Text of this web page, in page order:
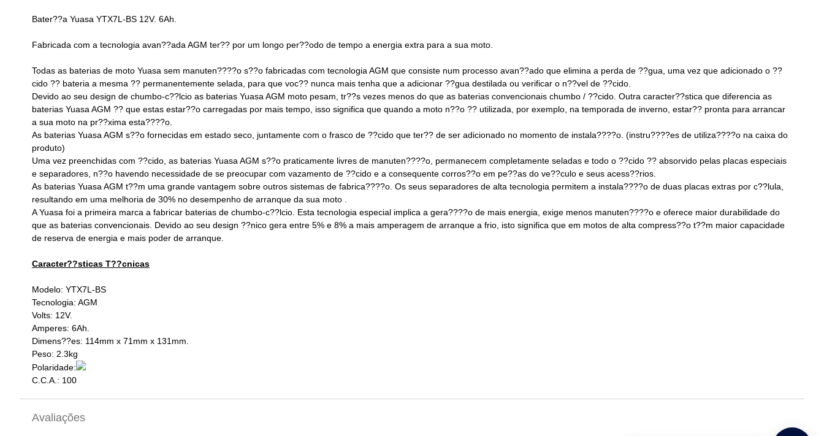
Bater??a Yuasa YTX7L-BS 12V. 6Ah.
Fabricada com a tecnologia avan??ada AGM ter?? por um longo per??odo de tempo a energia extra para a sua moto.
Todas as baterias de moto Yuasa sem manuten????o s??o fabricadas com tecnologia AGM que consiste num processo avan??ado que elimina a perda de ??gua, uma vez que adicionado o ??
cido ?? bateria a mesma ?? permanentemente selada, para que voc?? nunca mais tenha que a adicionar ??gua destilada ou verificar o n??vel de ??cido.
Devido ao seu design de chumbo-c??lcio as baterias Yuasa AGM moto pesam, tr??s vezes menos do que as baterias convencionais chumbo / ??cido. Outra caracter??stica que diferencia as
baterias Yuasa AGM ?? que estas estar??o carregadas por mais tempo, isso significa que quando a moto n??o ?? utilizada, por exemplo, na temporada de inverno, estar?? pronta para arrancar
a sua moto na pr??xima esta????o.
As baterias Yuasa AGM s??o fornecidas em estado seco, juntamente com o frasco de ??cido que ter?? de ser adicionado no momento de instala????o. (instru????es de utiliza????o na caixa do
produto)
Uma vez preenchidas com ??cido, as baterias Yuasa AGM s??o praticamente livres de manuten????o, permanecem completamente seladas e todo o ??cido ?? absorvido pelas placas especiais
e separadores, n??o havendo necessidade de se preocupar com vazamento de ??cido e a consequente corros??o em pe??as do ve??culo e seus acess??rios.
As baterias Yuasa AGM t??m uma grande vantagem sobre outros sistemas de fabrica????o. Os seus separadores de alta tecnologia permitem a instala????o de duas placas extras por c??lula,
resultando em uma melhoria de 30% no desempenho de arranque da sua moto .
A Yuasa foi a primeira marca a fabricar baterias de chumbo-c??lcio. Esta tecnologia especial implica a gera????o de mais energia, exige menos manuten????o e oferece maior durabilidade do
que as baterias convencionais. Devido ao seu design ??nico gera entre 5% e 8% a mais amperagem de arranque a frio, isto significa que em motos de alta compress??o t??m maior capacidade
de reserva de energia e mais poder de arranque.
Caracter??sticas T??cnicas
Modelo: YTX7L-BS
Tecnologia: AGM
Volts: 12V.
Amperes: 6Ah.
Dimens??es: 114mm x 71mm x 131mm
Peso: 2.3kg
Polaridade:
C.C.A.: 100
Avaliações